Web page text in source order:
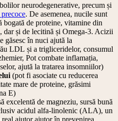
neurodegenerative, precum și
. De asemenea, nucile sunt
bogată de proteine, vitamine din
și de lecitină și Omega-3. Acizii
găsesc în nuci ajută la
LDL și a trigliceridelor, consumul
Pot combate inflamația,
ajută la tratarea insomniilor)
(pot fi asociate cu reducerea
mare de proteine, grăsimi
E)
excelentă de magneziu, sursă bună
acidul alfa-linolenic (ALA), un
ajutor ajutor în prevenirea